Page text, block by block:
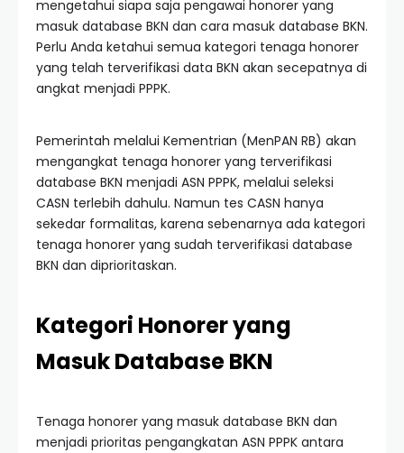
mengetahui siapa saja pengawai honorer yang
masuk database BKN dan cara masuk database BKN.
Perlu Anda ketahui semua kategori tenaga honorer
yang telah terverifikasi data BKN akan secepatnya di
angkat menjadi PPPK.
Pemerintah melalui Kementrian (MenPAN RB) akan
mengangkat tenaga honorer yang terverifikasi
database BKN menjadi ASN PPPK, melalui seleksi
CASN terlebih dahulu. Namun tes CASN hanya
sekedar formalitas, karena sebenarnya ada kategori
tenaga honorer yang sudah terverifikasi database
BKN dan diprioritaskan.
Kategori Honorer yang
MasukDatabase BKN
Tenaga honorer yang masuk database BKN dan
menjadi prioritas pengangkatan ASN PPPK antara